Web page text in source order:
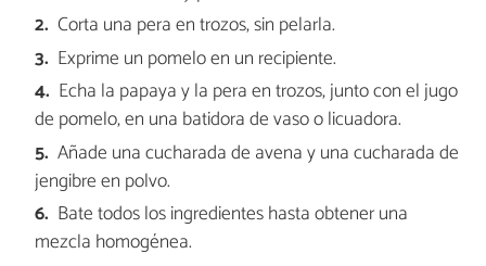
Corta una pera en trozos, sin pelarla.
Exprime un pomelo en un recipiente.
Echa la papaya y la pera en trozos, junto con el jugo
de pomelo, en una batidora de vaso o licuadora.
Añade una cucharada de avena y una cucharada de
jengibre en polvo.
Bate todos los ingredientes hasta obtener una
mezcla homogénea.